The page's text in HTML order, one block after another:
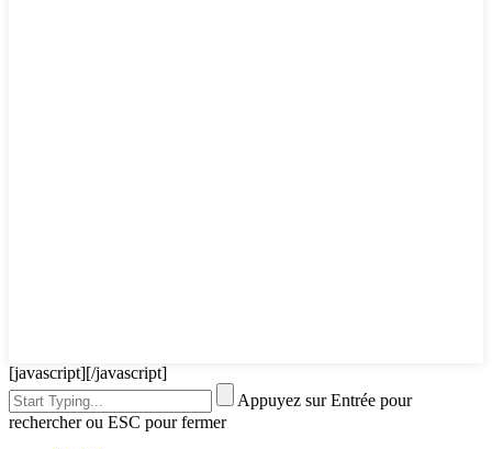
[javascript] [/javascript]
Appuyez sur Entrée pour
rechercher ou ESC pour fermer